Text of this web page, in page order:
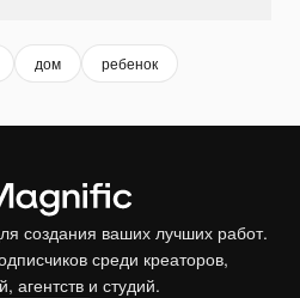
дом ребенок
создания ваших лучших работ.
среди креаторов,
агентств и студий.